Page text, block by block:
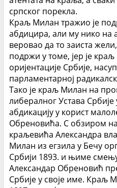
српског порекла.
Краљ Милан тражио је
абдицира, али му нико на
веровао да то заиста
подржи у томе, јер је
оријентације Србије,
парламентарној
Тако је краљ Милан на
либералног Устава Србије
абдикацију у корист
Обреновића. С обзиром на
краљевића Александра
Милан из егзила у Бечу
Србији 1893. и њиме
Александар Обреновић
Србије у своје име. Краљ